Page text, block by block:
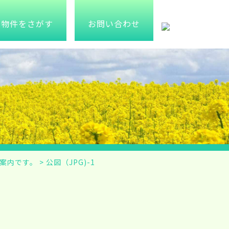
物件をさがす お問い合わせ
内です。 > 公図（JPG)-1